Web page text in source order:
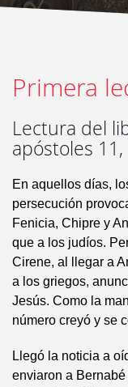
Primera
Lectura del
apóstoles
En aquellos días,
persecución
Fenicia, Chipre y
que a los judíos.
Cirene, al llegar a
a los griegos,
Jesús. Como la
número creyó y se
Llegó la noticia a
enviaron a